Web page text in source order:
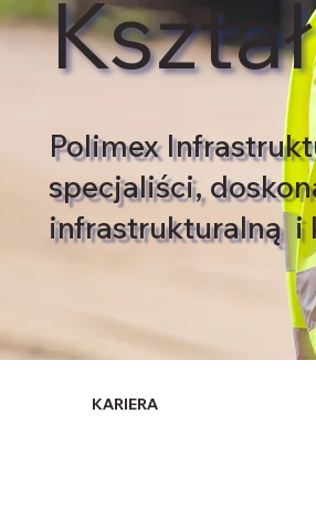
Polimex
specjaliści,
infrastrukturalną i
KARIERA